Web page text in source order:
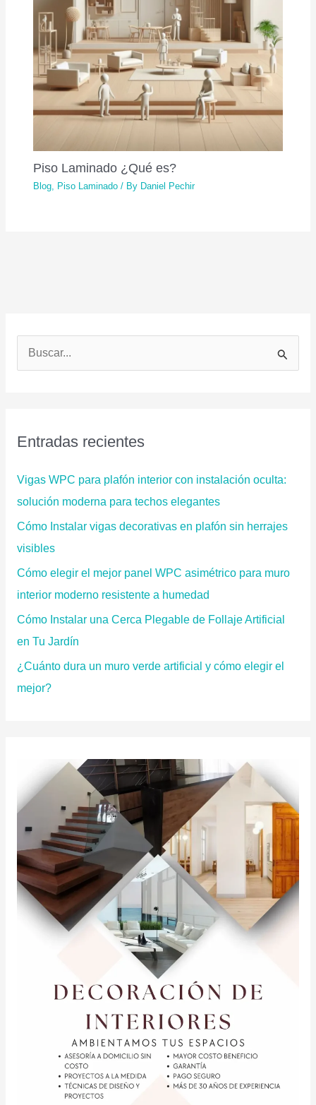
Piso Laminado ¿Qué es?
Blog Piso Laminado / By Daniel Pechir
u
p
o
r
Entradas recientes
Vigas WPC para plafón interior con instalación oculta:
solución moderna para techos elegantes
Cómo Instalar vigas decorativas en plafón sin herrajes
visibles
Cómo elegir el mejor panel WPC asimétrico para muro
interior moderno resistente a humedad
Cómo Instalar una Cerca Plegable de Follaje Artificial
en Tu Jardín
¿Cuánto dura un muro verde artificial y cómo elegir el
mejor?